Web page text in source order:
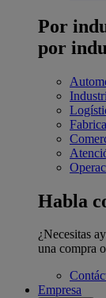
Por
por
Habla
¿Necesitas
una compra
Empresa